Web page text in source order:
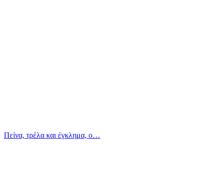
Πείνα, τρέλα και έγκλημα, ο…